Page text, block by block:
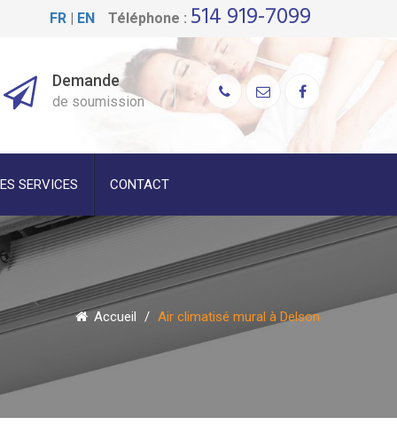
Téléphone : 514 919-7099
FR | EN
Demande
de soumission
SERVICES CONTACT
Accueil / Air climatisé mural à Delson